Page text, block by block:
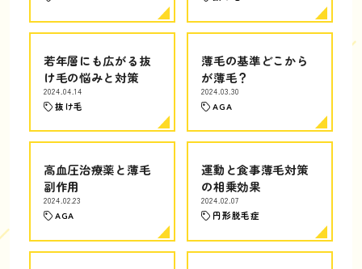
若年層にも広がる抜
け毛の悩みと対策
2024.04.14
抜け毛
薄毛の基準どこから
が薄毛？
2024.03.30
AGA
高血圧治療薬と薄毛
副作用
2024.02.23
AGA
運動と食事薄毛対策
の相乗効果
2024.02.07
円形脱毛症